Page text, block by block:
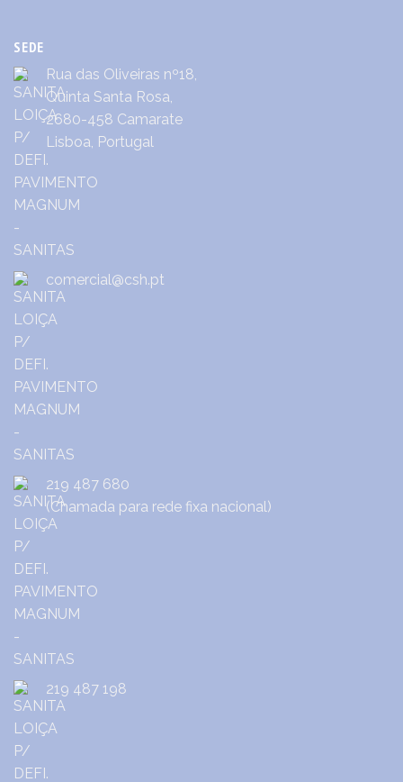
SEDE
Rua das Oliveiras nº18,
Quinta Santa Rosa,
2680-458 Camarate
Lisboa, Portugal
comercial@csh.pt
219 487 680
(Chamada para rede fixa nacional)
219 487 198